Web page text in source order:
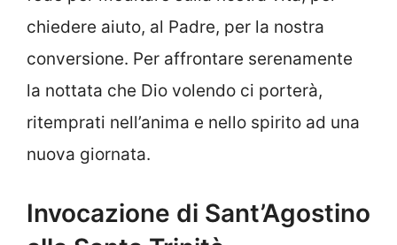
chiedere aiuto, al Padre, per la nostra
conversione. Per affrontare serenamente
la nottata che Dio volendo ci porterà,
ritemprati nell’anima e nello spirito ad una
nuova giornata.
Invocazione di Sant’Agostino